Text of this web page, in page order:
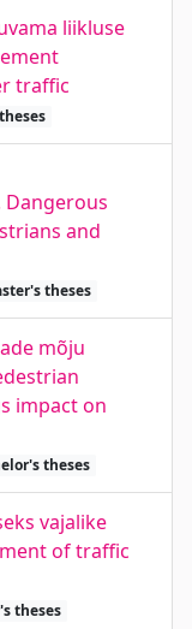
liikluse
traffic
and
theses
mõju
impact on
theses
vajalike
of traffic
theses